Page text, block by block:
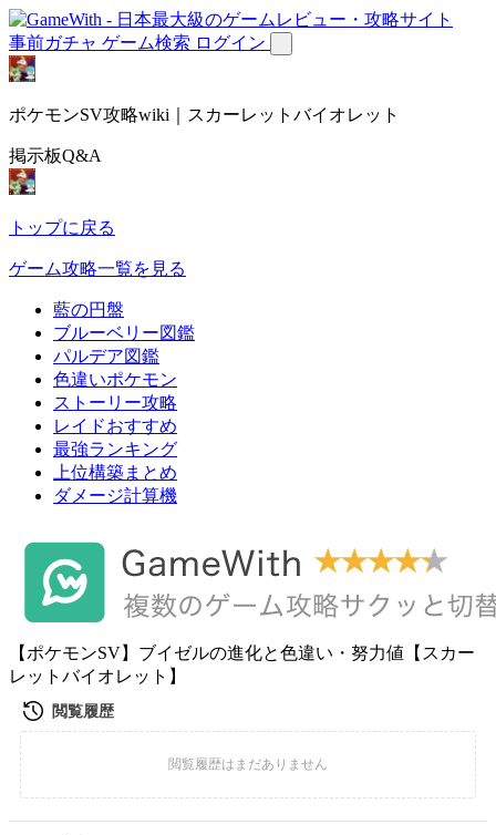
事前ガチャ ゲーム検索 ログイン
ポケモンSV攻略wiki｜スカーレットバイオレット
掲示板Q&A
トップに戻る
ゲーム攻略一覧を見る
藍の円盤
ブルーベリー図鑑
パルデア図鑑
色違いポケモン
ストーリー攻略
レイドおすすめ
最強ランキング
上位構築まとめ
ダメージ計算機
【ポケモンSV】ブイゼルの進化と色違い・努力値【スカー
レットバイオレット】